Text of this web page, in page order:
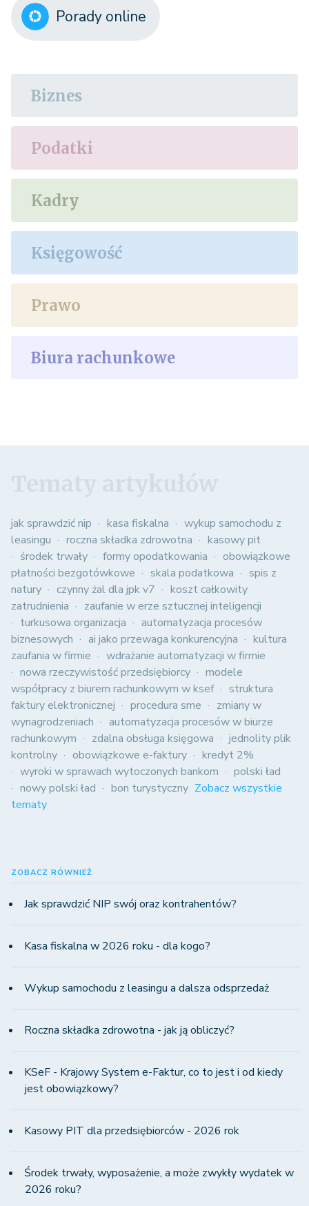
Porady online
Biznes
Podatki
Kadry
Księgowość
Prawo
Biura rachunkowe
jak sprawdzić nip kasa fiskalna
wykup samochodu z
leasingu
roczna składka zdrowotna
kasowy pit
środek trwały
formy opodatkowania
obowiązkowe
płatności bezgotówkowe
skala podatkowa
spis z
natury
czynny żal dla jpk v7
koszt całkowity
zatrudnienia
zaufanie w erze sztucznej inteligencji
turkusowa organizacja
automatyzacja procesów
biznesowych
ai jako przewaga konkurencyjna
kultura
zaufania w firmie
wdrażanie automatyzacji w firmie
nowa rzeczywistość przedsiębiorcy
modele
współpracy z biurem rachunkowym w ksef
struktura
faktury elektronicznej
procedura sme
zmiany w
wynagrodzeniach
automatyzacja procesów w biurze
rachunkowym
zdalna obsługa księgowa
jednolity plik
kontrolny
obowiązkowe e-faktury
kredyt 2%
wyroki w sprawach wytoczonych bankom
polski ład
nowy polski ład
bon turystyczny Zobacz wszystkie
tematy
ZOBACZ RÓWNIEŻ
Jak sprawdzić NIP swój oraz kontrahentów?
Kasa fiskalna w 2026 roku - dla kogo?
Wykup samochodu z leasingu a dalsza odsprzedaż
Roczna składka zdrowotna - jak ją obliczyć?
KSeF - Krajowy System e-Faktur, co to jest i od kiedy
jest obowiązkowy?
Kasowy PIT dla przedsiębiorców - 2026 rok
Środek trwały, wyposażenie, a może zwykły wydatek w
2026 roku?